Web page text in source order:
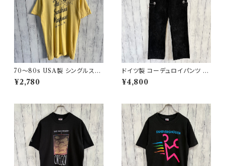
70〜80s USA製 シングルステ
ッチT ヴィンテージTシャツ
¥2,780
ドイツ製 コーデュロイパンツ ワ
ークパンツ ユーロワーク
¥4,800